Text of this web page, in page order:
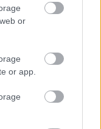
or
or app.